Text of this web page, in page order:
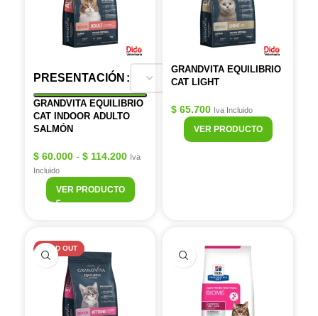
PRESENTACIÓN
GRANDVITA EQUILIBRIO
CAT INDOOR ADULTO
SALMÓN
$ 60.000 - $ 114.200 Iva
Incluido
VER PRODUCTO
GRANDVITA EQUILIBRIO
CAT LIGHT
$ 65.700 Iva Incluido
VER PRODUCTO
SOLD OUT